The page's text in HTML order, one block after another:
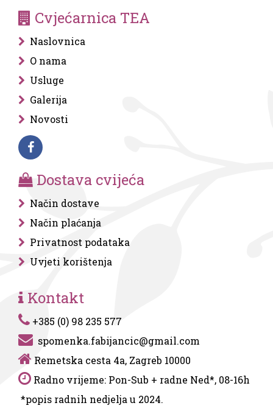
Cvjećarnica TEA
Naslovnica
O nama
Usluge
Galerija
Novosti
Dostava cvijeća
Način dostave
Način plaćanja
Privatnost podataka
Uvjeti korištenja
Kontakt
+385 (0) 98 235 577
spomenka.fabijancic@gmail.com
Remetska cesta 4a, Zagreb 10000
Radno vrijeme: Pon-Sub + radne Ned*, 08-16h
*popis radnih nedjelja u 2024.